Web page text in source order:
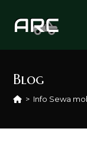
Blog
> Info Sewa